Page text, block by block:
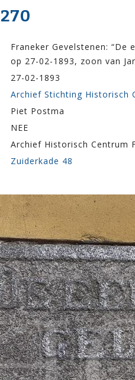
Franeker Gevelstenen: “De
op 27-02-1893, zoon van
27-02-1893
Archief Stichting Historisch
Piet Postma
NEE
Archief Historisch Centrum
Zuiderkade 48